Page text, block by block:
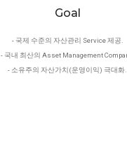
Goal
- 국제 수준의 자산관리 Service 제공.
- 국내 최산의 Asset Management
- 소유주의 자산가치(운영이익) 극대화.